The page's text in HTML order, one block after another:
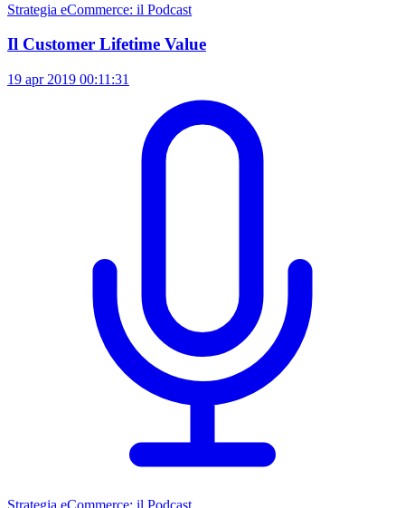
Strategia eCommerce: il Podcast
Il Customer Lifetime Value
19 apr 2019 00:11:31
Strategia eCommerce: il Podcast